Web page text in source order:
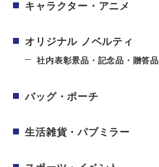
キャラクター・アニメ
オリジナル ノベルティ
社内表彰景品・記念品・贈答品
バッグ・ポーチ
生活雑貨・パブミラー